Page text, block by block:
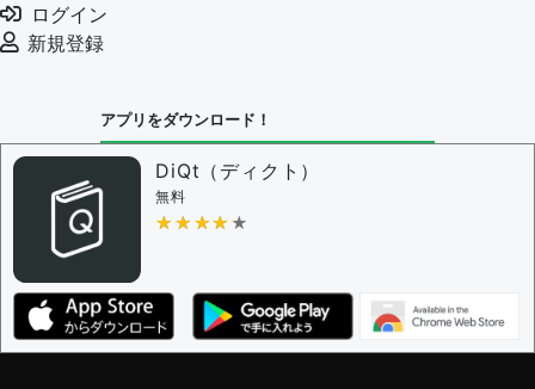
ログイン
新規登録
アプリをダウンロード！
DiQt（ディクト）
無料
★★★★★
★★★★★